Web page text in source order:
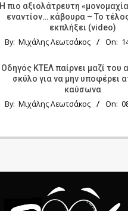
Η πιο αξιολάτρευτη
εναντίον… κάβουρα – Το
εκπλήξει (video)
By: Μιχάλης Λεωτσάκος On:
Οδηγός KTΕΛ παίρνει μαζί του
σκύλο για να μην υποφέρει
καύσωνα
By: Μιχάλης Λεωτσάκος On: